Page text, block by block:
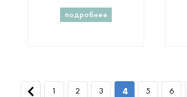
подробнее
1 2 3 4 5 6